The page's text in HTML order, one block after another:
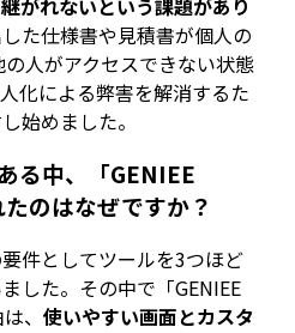
た仕様書や見積書が個人の
人がアクセスできない状態
化による弊害を解消するた
始めました。
る中、「GENIEE
のはなぜですか？
件としてツールを3つほど
した。その中で「GENIEE
、 使いやすい画面とカスタ